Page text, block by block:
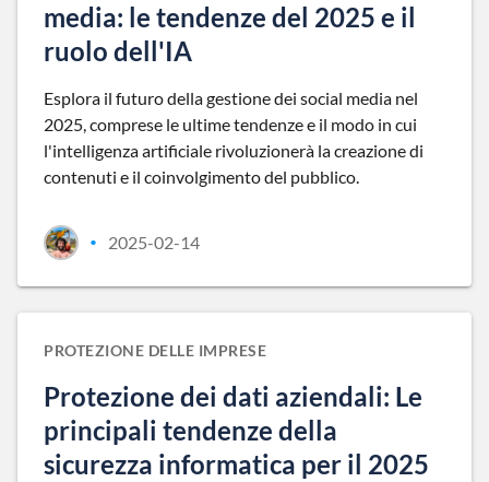
media: le tendenze del 2025 e il
ruolo dell'IA
Esplora il futuro della gestione dei social media nel
2025, comprese le ultime tendenze e il modo in cui
l'intelligenza artificiale rivoluzionerà la creazione di
contenuti e il coinvolgimento del pubblico.
• 2025-02-14
PROTEZIONE DELLE IMPRESE
Protezione dei dati aziendali: Le
principali tendenze della
sicurezza informatica per il 2025